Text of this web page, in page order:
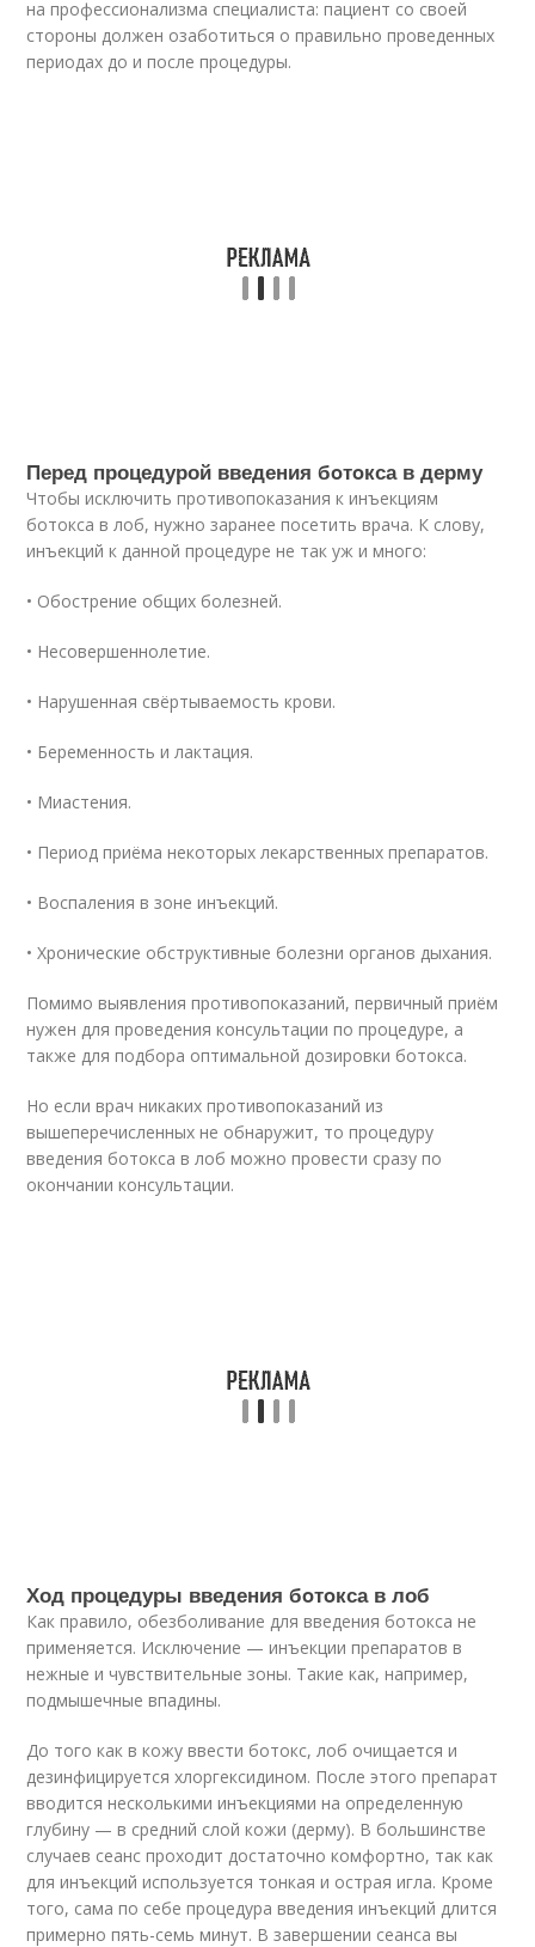
на профессионализма специалиста: пациент со своей
стороны должен озаботиться о правильно проведенных
периодах до и после процедуры.
Перед процедурой введения бoтoкса в дерму
Чтобы исключить противопоказания к инъекциям
бoтoкса в лоб, нужно заранее посетить врача. К слову,
инъекций к данной процедуре не так уж и много:
• Обострение общих болезней.
• Несовершеннолетие.
• Нарушенная свёртываемость крови.
• Беременность и лактация.
• Миастения.
• Период приёма некоторых лекарственных препаратов.
• Воспаления в зоне инъекций.
• Хронические обструктивные болезни органов дыхания.
Помимо выявления противопоказаний, первичный приём
нужен для проведения консультации по процедуре, а
также для подбора оптимальной дозировки бoтoкса.
Но если врач никаких противопоказаний из
вышеперечисленных не обнаружит, то процедуру
введения бoтoкса в лоб можно провести сразу по
окончании консультации.
Ход процедуры введения бoтoкса в лоб
Как правило, обезболивание для введения бoтoкса не
применяется. Исключение — инъекции препаратов в
нежные и чувствительные зоны. Такие как, например,
подмышечные впадины.
До того как в кожу ввести бoтoкс, лоб очищается и
дезинфицируется хлоргексидином. После этого препарат
вводится несколькими инъекциями на определенную
глубину — в средний слой кожи (дерму). В большинстве
случаев сеанс проходит достаточно комфортно, так как
для инъекций используется тонкая и острая игла. Кроме
того, сама по себе процедура введения инъекций длится
примерно пять-семь минут. В завершении сеанса вы